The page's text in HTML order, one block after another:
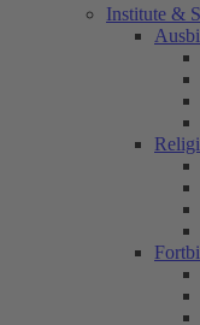
Institute &